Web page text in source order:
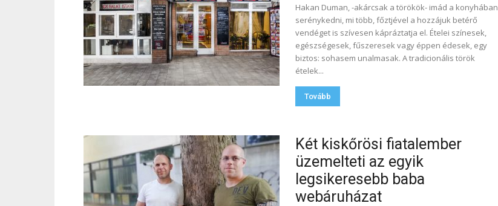
Hakan Duman, -akárcsak a törökök- imád a konyhában
serénykedni, mi több, főztjével a hozzájuk betérő
vendéget is szívesen kápráztatja el. Ételei színesek,
egészségesek, fűszeresek vagy éppen édesek, egy
biztos: sohasem unalmasak. A tradicionális török
ételek...
Tovább
Két kiskőrösi fiatalember
üzemelteti az egyik
legsikeresebb baba
webáruházat